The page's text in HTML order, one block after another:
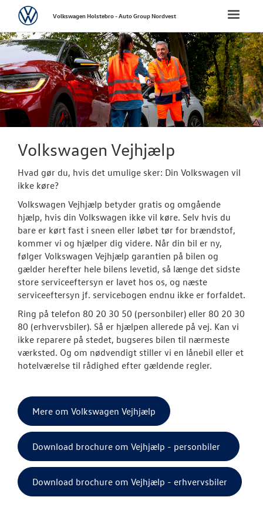
FORSIDE
NYE
NYE VAREBILER
VÆRKSTED
Bestil tid på
Hjulskifte
Hjulskifte
Koncepter og
Vejhjælp
Volkswagen
Toggle
VolkswagenVolkswagen Holstebro - Auto Group Nordvest
Volkswagen Vejhjælp
Hvad gør du, hvis det umulige sker: Din Volkswagen vil
ikke køre?
Volkswagen Vejhjælp betyder gratis og omgående
hjælp, hvis din Volkswagen ikke vil køre. Selv hvis du
bare er kørt fast i sneen eller løbet tør for brændstof,
kommer vi og hjælper dig videre. Når din bil er ny,
følger Volkswagen Vejhjælp garantien på bilen og
gælder herefter hele bilens levetid, så længe det sidste
store serviceeftersyn er lavet hos os, og næste
serviceeftersyn jf. servicebogen endnu ikke er forfaldet.
Ring på telefon 80 20 30 50 (personbiler) eller 80 20 30
80 (erhvervsbiler). Så er hjælpen allerede på vej. Kan vi
ikke reparere på stedet, bugseres bilen til nærmeste
værksted. Og om nødvendigt stiller vi en lånebil eller et
hotelværelse til rådighed efter gældende regler.
Mere om Volkswagen Vejhjælp
Download brochure om Vejhjælp - personbiler
Download brochure om Vejhjælp - erhvervsbiler